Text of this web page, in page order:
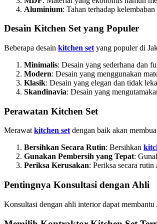
Aluminium: Tahan terhadap
Desain Kitchen Set yang Populer
Beberapa desain kitchen set yang populer di
Minimalis: Desain yang sederhana dan
Modern: Desain yang menggunakan
Klasik: Desain yang elegan dan tidak
Skandinavia: Desain yang
Perawatan Kitchen Set
Merawatkitchen setdengan baik akan
Bersihkan Secara Rutin: Bersihkan
Gunakan Pembersih yang Tepat:
Periksa Kerusakan: Periksa secara rutin
Pentingnya Konsultasi dengan Ahli
Konsultasi dengan ahli interior dapat